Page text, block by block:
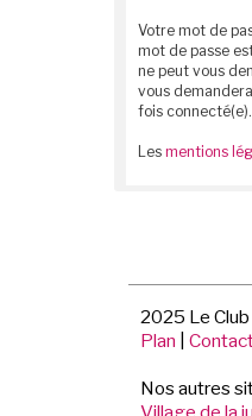
Votre mot de
mot de passe
ne peut vous
vous
fois connecté(e).
Les mentions
2025 Le
Plan
Nos autres
Village de la